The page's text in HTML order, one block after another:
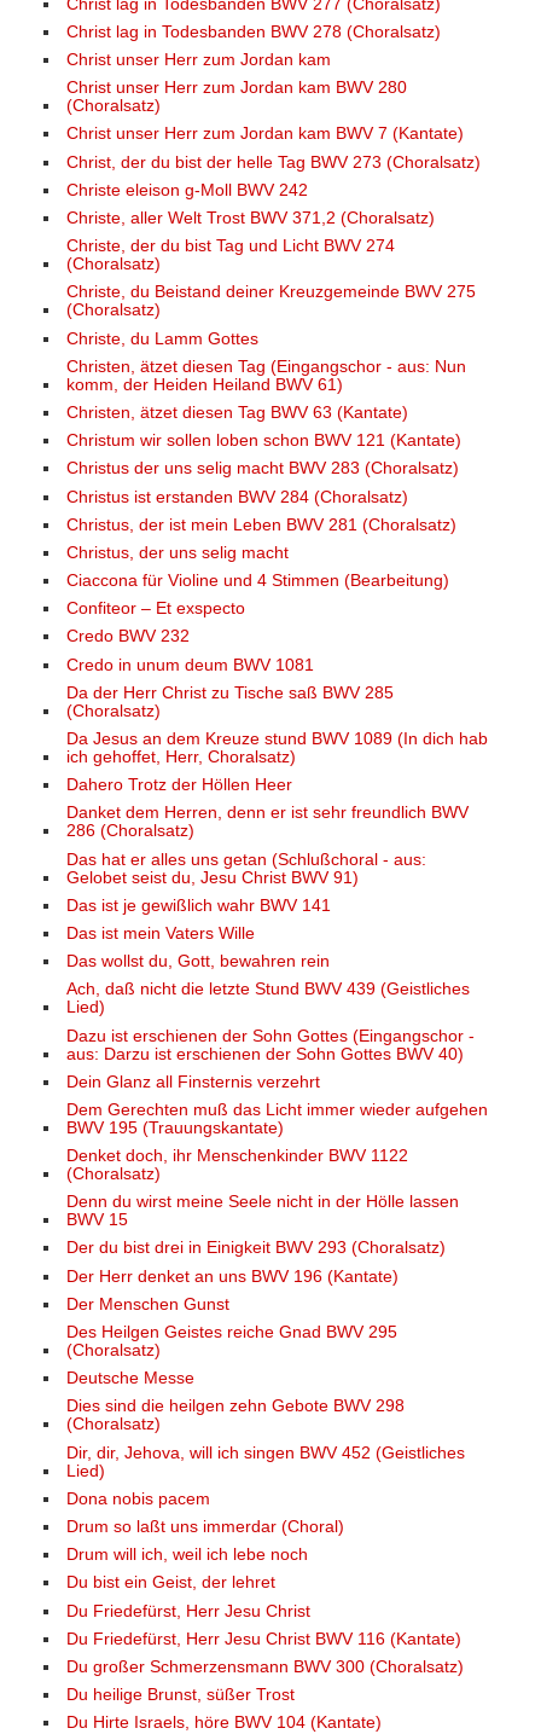
Christ lag in Todesbanden BWV 277 (Choralsatz)
Christ lag in Todesbanden BWV 278 (Choralsatz)
Christ unser Herr zum Jordan kam
Christ unser Herr zum Jordan kam BWV 280
(Choralsatz)
Christ unser Herr zum Jordan kam BWV 7 (Kantate)
Christ, der du bist der helle Tag BWV 273 (Choralsatz)
Christe eleison g-Moll BWV 242
Christe, aller Welt Trost BWV 371,2 (Choralsatz)
Christe, der du bist Tag und Licht BWV 274
(Choralsatz)
Christe, du Beistand deiner Kreuzgemeinde BWV 275
(Choralsatz)
Christe, du Lamm Gottes
Christen, ätzet diesen Tag (Eingangschor - aus: Nun
komm, der Heiden Heiland BWV 61)
Christen, ätzet diesen Tag BWV 63 (Kantate)
Christum wir sollen loben schon BWV 121 (Kantate)
Christus der uns selig macht BWV 283 (Choralsatz)
Christus ist erstanden BWV 284 (Choralsatz)
Christus, der ist mein Leben BWV 281 (Choralsatz)
Christus, der uns selig macht
Ciaccona für Violine und 4 Stimmen (Bearbeitung)
Confiteor – Et exspecto
Credo BWV 232
Credo in unum deum BWV 1081
Da der Herr Christ zu Tische saß BWV 285
(Choralsatz)
Da Jesus an dem Kreuze stund BWV 1089 (In dich hab
ich gehoffet, Herr, Choralsatz)
Dahero Trotz der Höllen Heer
Danket dem Herren, denn er ist sehr freundlich BWV
286 (Choralsatz)
Das hat er alles uns getan (Schlußchoral - aus:
Gelobet seist du, Jesu Christ BWV 91)
Das ist je gewißlich wahr BWV 141
Das ist mein Vaters Wille
Das wollst du, Gott, bewahren rein
Ach, daß nicht die letzte Stund BWV 439 (Geistliches
Lied)
Dazu ist erschienen der Sohn Gottes (Eingangschor -
aus: Darzu ist erschienen der Sohn Gottes BWV 40)
Dein Glanz all Finsternis verzehrt
Dem Gerechten muß das Licht immer wieder aufgehen
BWV 195 (Trauungskantate)
Denket doch, ihr Menschenkinder BWV 1122
(Choralsatz)
Denn du wirst meine Seele nicht in der Hölle lassen
BWV 15
Der du bist drei in Einigkeit BWV 293 (Choralsatz)
Der Herr denket an uns BWV 196 (Kantate)
Der Menschen Gunst
Des Heilgen Geistes reiche Gnad BWV 295
(Choralsatz)
Deutsche Messe
Dies sind die heilgen zehn Gebote BWV 298
(Choralsatz)
Dir, dir, Jehova, will ich singen BWV 452 (Geistliches
Lied)
Dona nobis pacem
Drum so laßt uns immerdar (Choral)
Drum will ich, weil ich lebe noch
Du bist ein Geist, der lehret
Du Friedefürst, Herr Jesu Christ
Du Friedefürst, Herr Jesu Christ BWV 116 (Kantate)
Du großer Schmerzensmann BWV 300 (Choralsatz)
Du heilige Brunst, süßer Trost
Du Hirte Israels, höre BWV 104 (Kantate)